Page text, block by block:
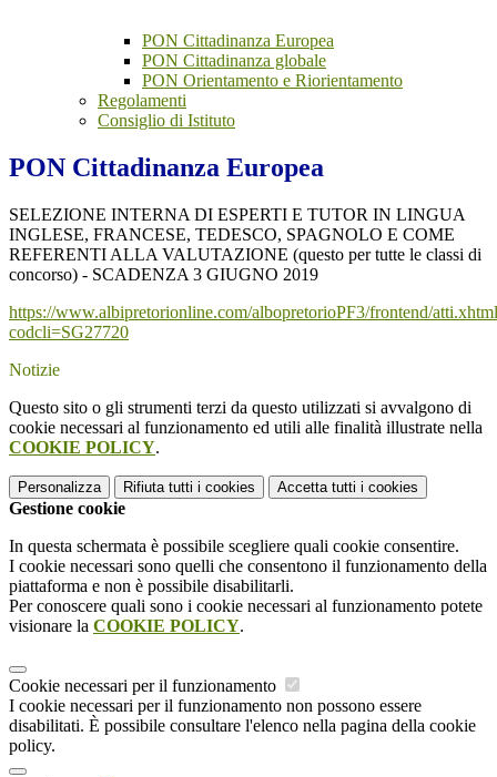
PON Cittadinanza Europea
PON Cittadinanza globale
PON Orientamento e Riorientamento
Regolamenti
Consiglio di Istituto
PON Cittadinanza Europea
SELEZIONE INTERNA DI ESPERTI E TUTOR IN LINGUA
INGLESE, FRANCESE, TEDESCO, SPAGNOLO E COME
REFERENTI ALLA VALUTAZIONE (questo per tutte le classi di
concorso) - SCADENZA 3 GIUGNO 2019
https://www.albipretorionline.com/albopretorioPF3/frontend/
codcli=SG27720
Notizie
Questo sito o gli strumenti terzi da questo utilizzati si avvalgono di
cookie necessari al funzionamento ed utili alle finalità illustrate nella
COOKIE POLICY.
Personalizza Rifiuta tutti i cookies Accetta tutti i cookies
Gestione cookie
In questa schermata è possibile scegliere quali cookie consentire.
I cookie necessari sono quelli che consentono il funzionamento della
piattaforma e non è possibile disabilitarli.
Per conoscere quali sono i cookie necessari al funzionamento potete
visionare la COOKIE POLICY.
Cookie necessari per il funzionamento
I cookie necessari per il funzionamento non possono essere
disabilitati. È possibile consultare l'elenco nella pagina della cookie
policy.